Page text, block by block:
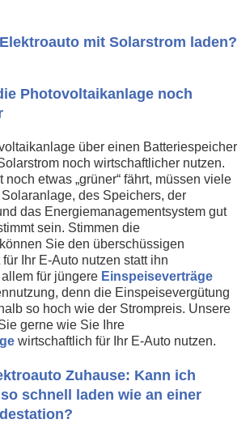
mit Solarstrom laden?
Photovoltaikanlage noch
über einen Batteriespeicher
noch wirtschaftlicher nutzen.
noch etwas „grüner“ fährt, müssen viele
des Speichers, der
das Energiemanagementsystem gut
sein. Stimmen die
Sie den überschüssigen
Ihr E-Auto nutzen statt ihn
für jüngere Einspeiseverträge
denn die Einspeisevergütung
so hoch wie der Strompreis. Unsere
gerne wie Sie Ihre
wirtschaftlich für Ihr E-Auto nutzen.
Zuhause: Kann ich
schnell laden wie an einer